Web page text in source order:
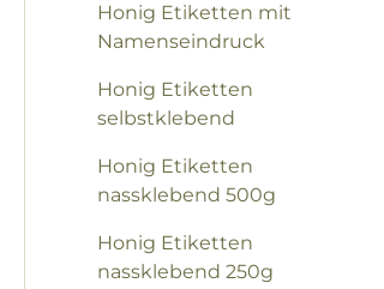
Honig Etiketten mit
Namenseindruck
Honig Etiketten
selbstklebend
Honig Etiketten
nassklebend 500g
Honig Etiketten
nassklebend 250g